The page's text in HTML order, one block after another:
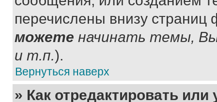
перечислены внизу
можете начинать темы,
и т.п.).
Вернуться наверх
» Как отредактировать